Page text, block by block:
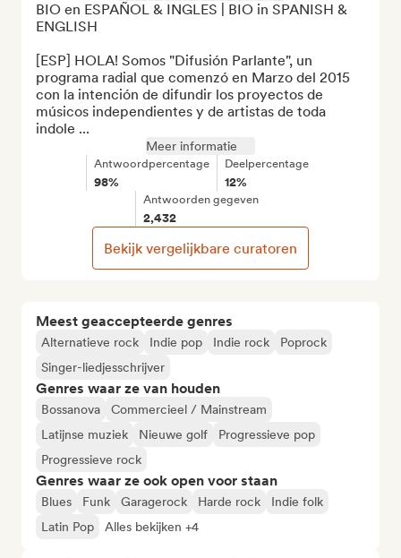
Meest geaccepteerde genres
Alternatieve rock Indie pop Indie rock
Poprock
Singer-liedjesschrijver
Genres waar ze van houden
Bossanova
Commercieel / Mainstream
Latijnse muziek
Nieuwe golf
Progressieve pop
Progressieve rock
Genres waar ze ook open voor staan
Blues Funk Garagerock Harde rock
Indie folk
Latin Pop
Alles bekijken +4
BIO en ESPAÑOL & INGLES | BIO in SPANISH &
ENGLISH
[ESP] HOLA! Somos "Difusión Parlante", un
programa radial que comenzó en Marzo del 2015
con la intención de difundir los proyectos de
músicos independientes y de artistas de toda
indole ...
Meer informatie
Antwoordpercentage
98%
Deelpercentage
12%
Antwoorden gegeven
2,432
Bekijk vergelijkbare curatoren